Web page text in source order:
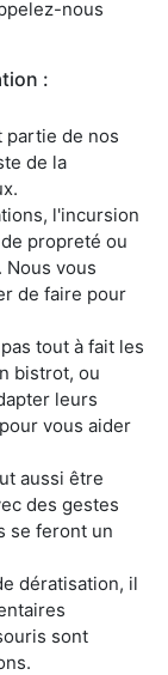
nous
:
partie de nos
de la
l'incursion
propreté ou
vous
de faire pour
tout à fait les
bistrot, ou
leurs
vous aider
aussi être
des gestes
se feront un
dératisation, il
sont